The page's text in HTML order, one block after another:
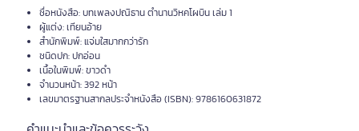
ชื่อหนังสือ: บทเพลงปณิธาน ตำนานวิหคโผบิน เล่ม 1
ผู้แต่ง: เทียนอ้าย
สำนักพิมพ์: แจ่มใสมากกว่ารัก
ชนิดปก: ปกอ่อน
เนื้อในพิมพ์: ขาวดำ
จำนวนหน้า: 392 หน้า
เลขมาตรฐานสากลประจำหนังสือ (ISBN): 9786160631872